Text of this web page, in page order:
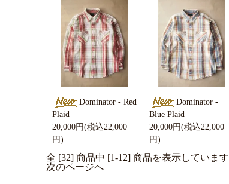
Dominator - Red
Plaid
20,000円(税込22,000
円)
Dominator -
Blue Plaid
20,000円(税込22,000
円)
全 [32] 商品中 [1-12] 商品を表示しています
次のページへ